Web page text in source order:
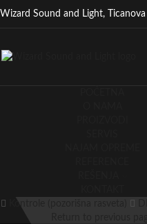
Wizard Sound and Light,
Kontrole (pozorišna rasveta)